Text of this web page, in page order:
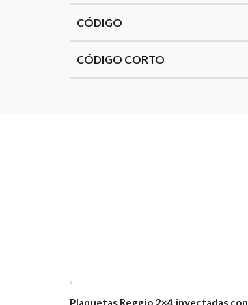
CÓDIGO
CÓDIGO CORTO
Plaquetas Reggio 2×4 inyectadas con